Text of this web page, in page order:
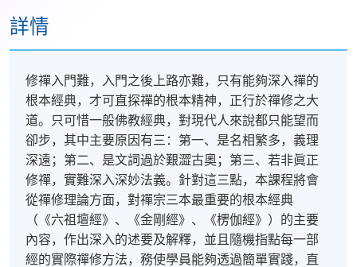
詳情
修禪入門難，入門之後上路亦難，只有能夠深入禪的
根本經典，才可直探禪的根本精神，正行於禪修之大
道。只可惜一般佛教經典，對現代人來說都只能望而
卻步，其中主要原因有三：第一、是名相繁多，義理
深遠；第二、是文詞過於艱澀古奧；第三、若非眞正
修禪，實難深入深妙法義。針對這三點，本課程將會
從禪修理論方面，對禪宗三本最重要的根本經典
（《六祖壇經》、《金剛經》、《楞伽經》）的主要
內容，作出深入的述要及解釋，並且隨機指點每一部
經的實際禪修方法，務使學員能夠透過簡單實踐，直